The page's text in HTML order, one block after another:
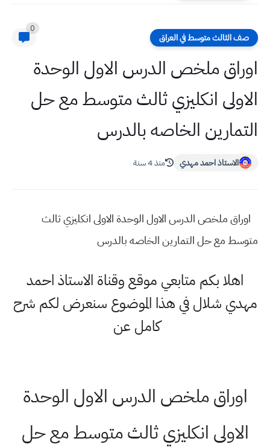
صف الثالث متوسط في العراق
0
اوراق ملخص الدرس الاول الوحدة
الاولى انكليزي ثالث متوسط مع حل
التمارين الخاصه بالدرس
الاستاذ احمد مهدي منذ 4 سنة
اوراق ملخص الدرس الاول الوحدة الاولى انكليزي ثالث
متوسط مع حل التمارين الخاصه بالدرس
اهلا بكم متابعي موقع وقناة الاستاذ احمد
مهدي شلال في هذا الموضوع سنعرض لكم شرح
كامل عن
اوراق ملخص الدرس الاول الوحدة
الاولى انكليزي ثالث متوسط مع حل